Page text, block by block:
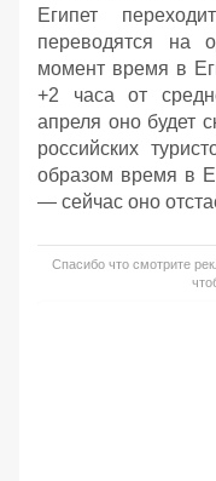
Египет
переводятся на
момент время в
+2 часа от
апреля оно будет
российских
образом время в
— сейчас оно
Спасибо что смотрите